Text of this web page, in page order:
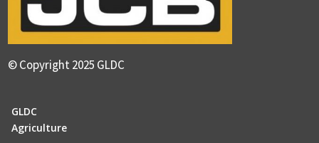
© Copyright 2025 GLDC
GLDC
Agriculture